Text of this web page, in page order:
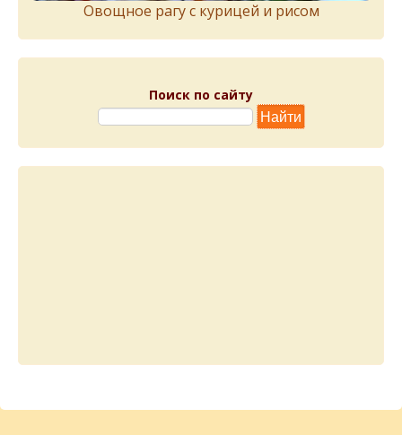
Овощное рагу с курицей и рисом
Поиск по сайту